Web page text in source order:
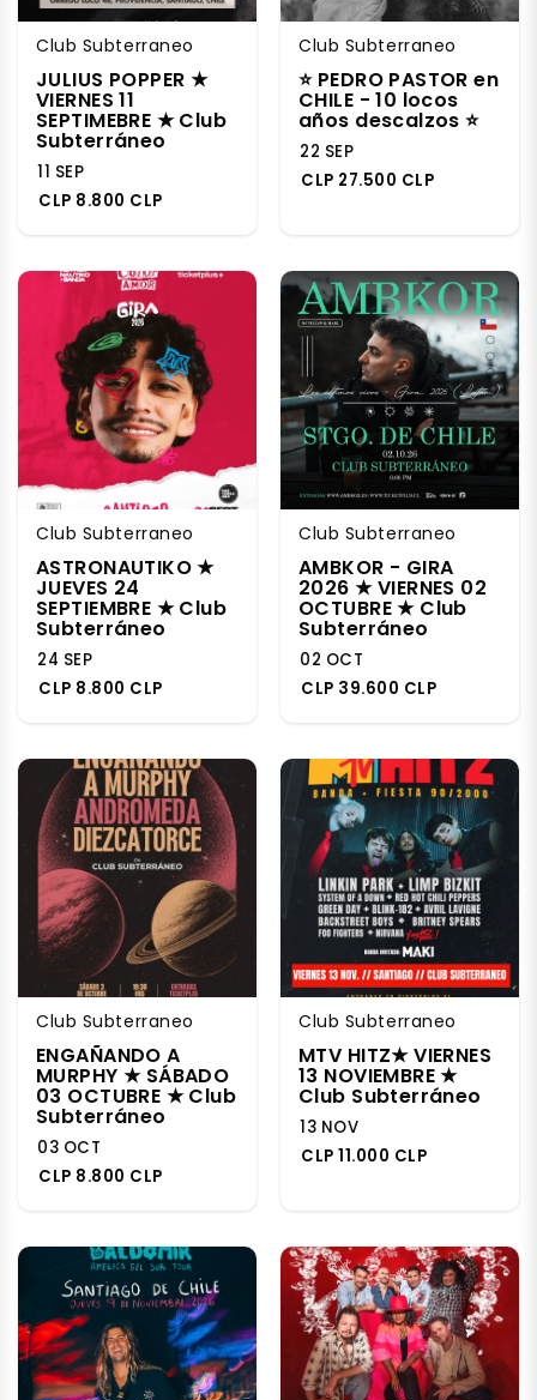
Club Subterraneo
JULIUS POPPER ★
VIERNES 11
SEPTIMEBRE ★ Club
Subterráneo
11 SEP
CLP 8.800 CLP
Club Subterraneo
⭐️ PEDRO PASTOR en
CHILE - 10 locos
años descalzos ⭐️
22 SEP
CLP 27.500 CLP
Club Subterraneo
ASTRONAUTIKO ★
JUEVES 24
SEPTIEMBRE ★ Club
Subterráneo
24 SEP
CLP 8.800 CLP
Club Subterraneo
AMBKOR - GIRA
2026 ★ VIERNES 02
OCTUBRE ★ Club
Subterráneo
02 OCT
CLP 39.600 CLP
Club Subterraneo
ENGAÑANDO A
MURPHY ★ SÁBADO
03 OCTUBRE ★ Club
Subterráneo
03 OCT
CLP 8.800 CLP
Club Subterraneo
MTV HITZ★ VIERNES
13 NOVIEMBRE ★
Club Subterráneo
13 NOV
CLP 11.000 CLP